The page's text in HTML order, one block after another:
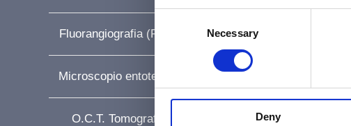
C
o
e
n
t
Necessary
Deny
Fluorangiografia (FAG)
Microscopio entoteliale
O.C.T. Tomografia
Il dispositivo
catturata